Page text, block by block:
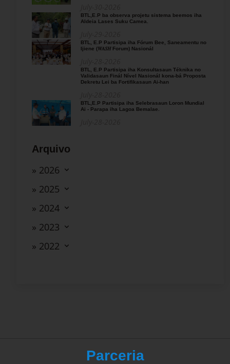
BTL,E.P ba observa projetu sistema beemos iha
Aldeia Lases Suku Camea.
BTL, E.P Partisipa iha Fórum Bee, Saneamentu no
Ijiene (𝑊𝐴𝑆𝐻 Forum) Nasionál
BTL, E.P Partisipa iha Konsultasaun Téknika no
Validasaun Finál Nível Nasionál kona-bá Proposta
Dekretu Lei ba Fortifikasaun Ai-han
BTL,E.P Partisipa iha Selebrasaun Loron Mundial
Ai - Parapa iha Lagoa Bemalae.
Arquivo
» 2026
» 2025
» 2024
» 2023
» 2022
Parceria